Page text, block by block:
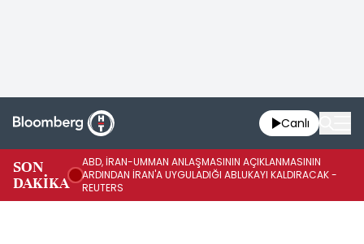
Canlı
SON
DAKİKA
ABD, İRAN-UMMAN ANLAŞMASININ AÇIKLANMASININ
ARDINDAN İRAN'A UYGULADIĞI ABLUKAYI KALDIRACAK -
REUTERS